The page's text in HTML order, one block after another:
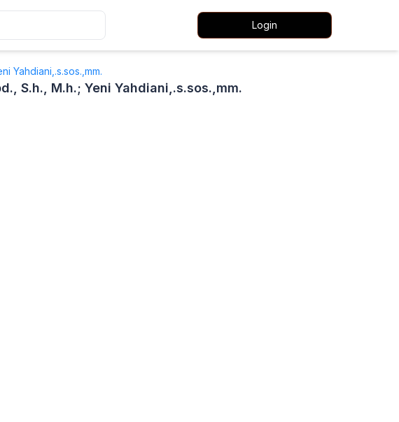
Login
Yahdiani,.s.sos.,mm.
S.h., M.h.; Yeni Yahdiani,.s.sos.,mm.